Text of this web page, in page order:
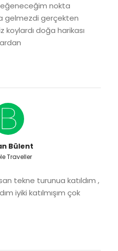
nokta
gelmezdi gerçekten
koylardı doğa harikası
Bülent
Traveller
tekne turunua katıldım ,
iyiki katılmışım çok